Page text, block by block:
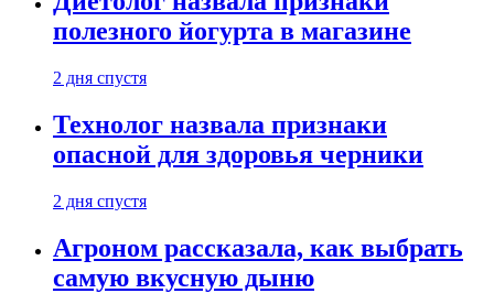
полезного йогурта в магазине
2 дня спустя
Технолог назвала признаки
опасной для здоровья черники
2 дня спустя
Агроном рассказала, как выбрать
самую вкусную дыню